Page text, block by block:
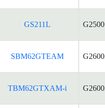
GS211L
SBM62GTEAM
TBM62GTXAM-i